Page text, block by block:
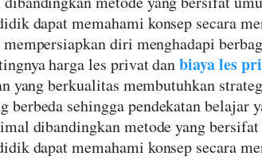
dapat memahami konsep secara
diri menghadapi
harga les privat danbiaya les